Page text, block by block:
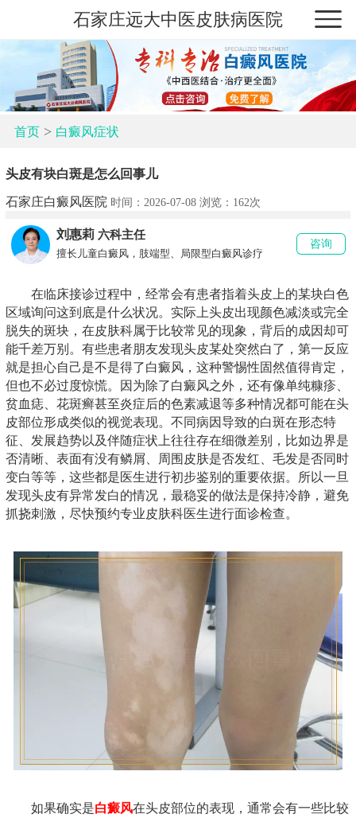
石家庄远大中医皮肤病医院
首页> 白癜风症状
头皮有块白斑是怎么回事儿
石家庄白癜风医院 时间：2026-07-08 浏览： 162次
刘惠莉 六科主任
擅长儿童白癜风，肢端型、局限型白癜风诊疗
咨询
在临床接诊过程中，经常会有患者指着头皮上的某块白色
区域询问这到底是什么状况。实际上头皮出现颜色减淡或完全
脱失的斑块，在皮肤科属于比较常见的现象，背后的成因却可
能千差万别。有些患者朋友发现头皮某处突然白了，第一反应
就是担心自己是不是得了白癜风，这种警惕性固然值得肯定，
但也不必过度惊慌。因为除了白癜风之外，还有像单纯糠疹、
贫血痣、花斑癣甚至炎症后的色素减退等多种情况都可能在头
皮部位形成类似的视觉表现。不同病因导致的白斑在形态特
征、发展趋势以及伴随症状上往往存在细微差别，比如边界是
否清晰、表面有没有鳞屑、周围皮肤是否发红、毛发是否同时
变白等等，这些都是医生进行初步鉴别的重要依据。所以一旦
发现头皮有异常发白的情况，最稳妥的做法是保持冷静，避免
抓挠刺激，尽快预约专业皮肤科医生进行面诊检查。
如果确实是白癜风在头皮部位的表现，通常会有一些比较